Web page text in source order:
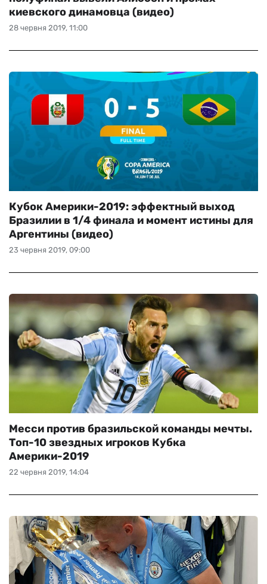
28 червня 2019, 11:00
киевского динамовца (видео)
23 червня 2019, 09:00
Кубок Америки-2019: эффектный выход
Бразилии в 1/4 финала и момент истины для
Аргентины (видео)
22 червня 2019, 14:04
Месси против бразильской команды мечты.
Топ-10 звездных игроков Кубка
Америки-2019